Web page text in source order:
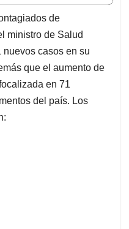
de
ministro de Salud
nuevos casos en su
que el aumento de
en 71
del país. Los